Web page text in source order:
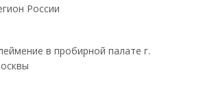
России
в пробирной палате г.